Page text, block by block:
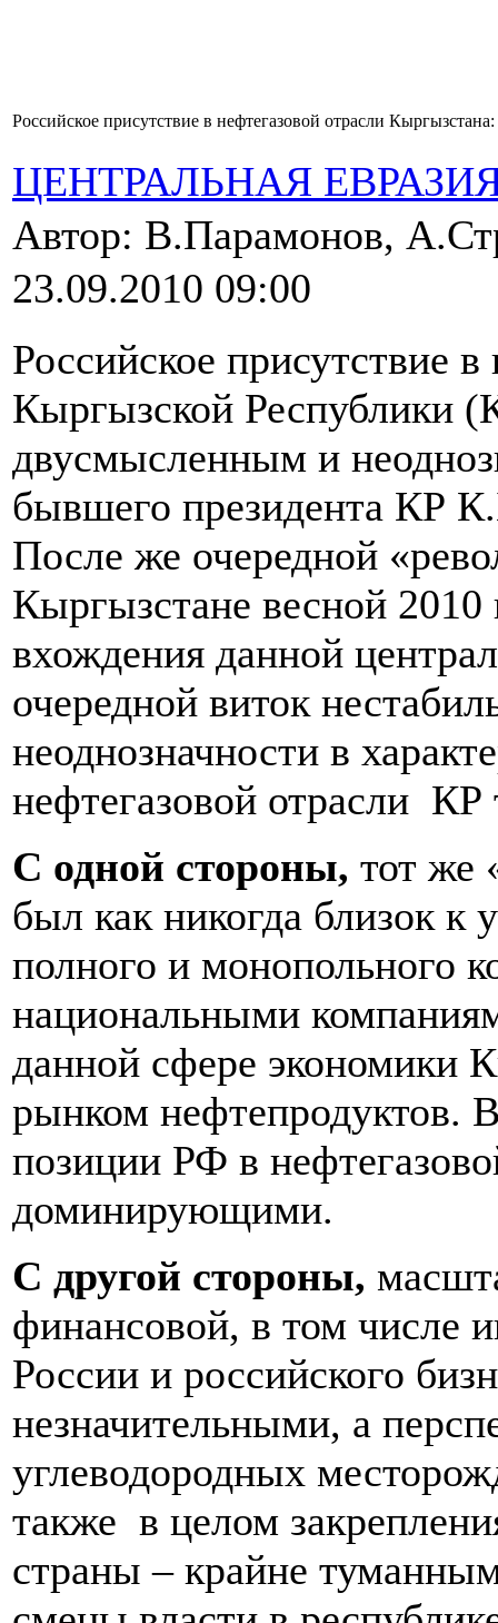
Российское присутствие в нефтегазовой отрасли
ЦЕНТРАЛЬНАЯ
Автор: В.Парамонов,
23.09.2010 09:00
Российское присутствие
Кыргызской Республики
двусмысленным и
бывшего президента КР
После же очередной
Кыргызстане весной 2010
вхождения данной
очередной виток
неоднозначности в
нефтегазовой отрасли КР
С одной стороны, тот же
был как никогда близок к
полного и монопольного
национальными
данной сфере экономики
рынком нефтепродуктов.
позиции РФ в
доминирующими.
С другой стороны,
финансовой, в том числе
России и российского
незначительными, а
углеводородных
также в целом
страны – крайне